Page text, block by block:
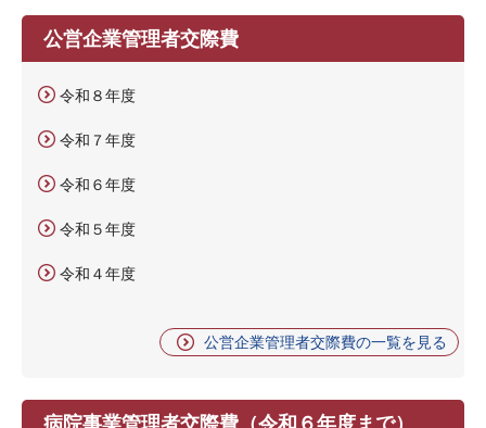
公営企業管理者交際費
令和８年度
令和７年度
令和６年度
令和５年度
令和４年度
公営企業管理者交際費の一覧を見る
病院事業管理者交際費（令和６年度まで）